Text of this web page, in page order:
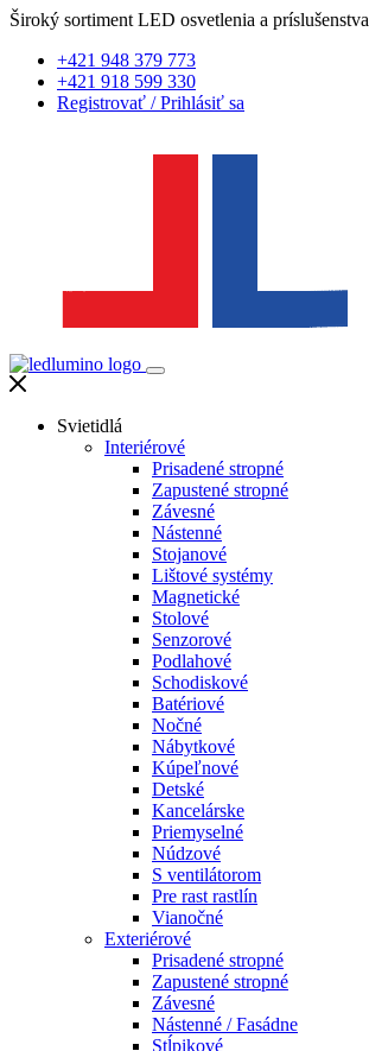
Široký sortiment LED osvetlenia a príslušenstva
+421 948 379 773
+421 918 599 330
Registrovať /Prihlásiť sa
Svietidlá
Interiérové
Prisadené stropné
Zapustené stropné
Závesné
Nástenné
Stojanové
Lištové systémy
Magnetické
Stolové
Senzorové
Podlahové
Schodiskové
Batériové
Nočné
Nábytkové
Kúpeľnové
Detské
Kancelárske
Priemyselné
Núdzové
S ventilátorom
Pre rast rastlín
Vianočné
Exteriérové
Prisadené stropné
Zapustené stropné
Závesné
Nástenné / Fasádne
Stĺpikové